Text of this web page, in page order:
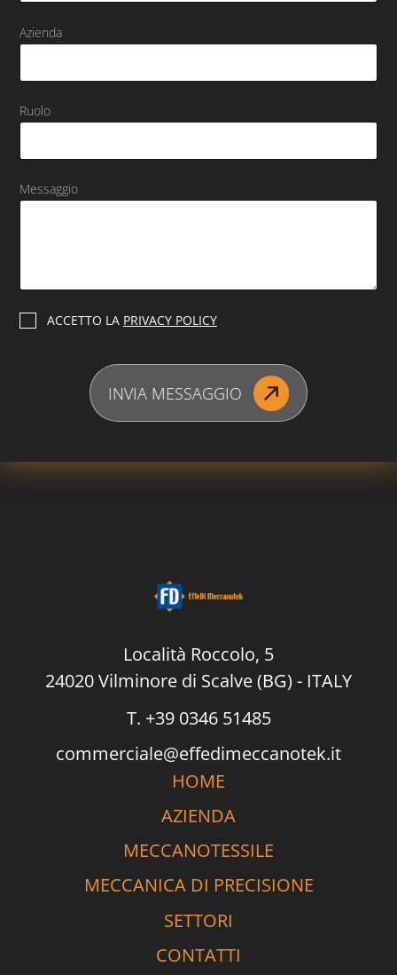
Azienda
Ruolo
Messaggio
P
l
ACCETTO LA PRIVACY POLICY
INVIA MESSAGGIO
Località Roccolo, 5
24020 Vilminore di Scalve (BG) - ITALY
T. +39 0346 51485
commerciale@effedimeccanotek.it
HOME
AZIENDA
MECCANOTESSILE
MECCANICA DI PRECISIONE
SETTORI
CONTATTI